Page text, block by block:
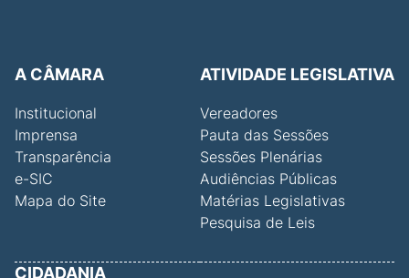
A CÂMARA
Institucional
Imprensa
Transparência
e-SIC
Mapa do Site
ATIVIDADE LEGISLATIVA
Vereadores
Pauta das Sessões
Sessões Plenárias
Audiências Públicas
Matérias Legislativas
Pesquisa de Leis
CIDADANIA